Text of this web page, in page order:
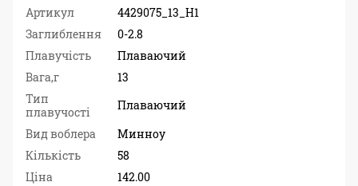
Артикул
4429075_13_H1
Заглиблення
0-2.8
Плавучість
Плаваючий
Вага,г
13
Тип
плавучості
Плаваючий
Вид воблера
Минноу
Кількість
58
Ціна
142.00